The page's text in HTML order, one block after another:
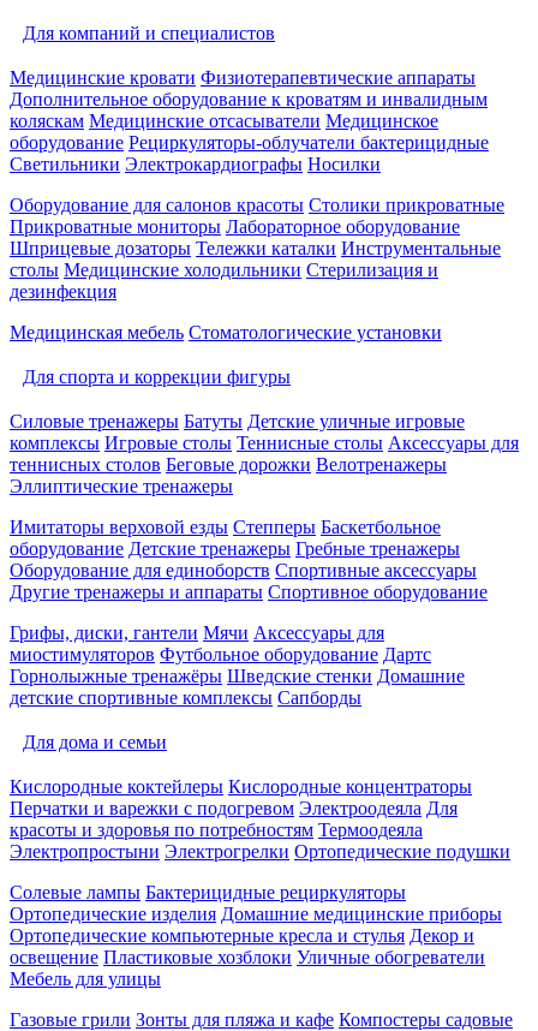
Для компаний и специалистов
Медицинские кровати Физиотерапевтические аппараты
Дополнительное оборудование к кроватям и инвалидным
коляскам Медицинские отсасыватели Медицинское
оборудование Рециркуляторы-облучатели бактерицидные
Светильники Электрокардиографы Носилки
Оборудование для салонов красоты Столики прикроватные
Прикроватные мониторы Лабораторное оборудование
Шприцевые дозаторы Тележки каталки Инструментальные
столы Медицинские холодильники Стерилизация и
дезинфекция
Медицинская мебель Стоматологические установки
Для спорта и коррекции фигуры
Силовые тренажеры Батуты Детские уличные игровые
комплексы Игровые столы Теннисные столы Аксессуары для
теннисных столов Беговые дорожки Велотренажеры
Эллиптические тренажеры
Имитаторы верховой езды Степперы Баскетбольное
оборудование Детские тренажеры Гребные тренажеры
Оборудование для единоборств Спортивные аксессуары
Другие тренажеры и аппараты Спортивное оборудование
Грифы, диски, гантели Мячи Аксессуары для
миостимуляторов Футбольное оборудование Дартс
Горнолыжные тренажёры Шведские стенки Домашние
детские спортивные комплексы Сапборды
Для дома и семьи
Кислородные коктейлеры Кислородные концентраторы
Перчатки и варежки с подогревом Электроодеяла Для
красоты и здоровья по потребностям Термоодеяла
Электропростыни Электрогрелки Ортопедические подушки
Солевые лампы Бактерицидные рециркуляторы
Ортопедические изделия Домашние медицинские приборы
Ортопедические компьютерные кресла и стулья Декор и
освещение Пластиковые хозблоки Уличные обогреватели
Мебель для улицы
Газовые грили Зонты для пляжа и кафе Компостеры садовые